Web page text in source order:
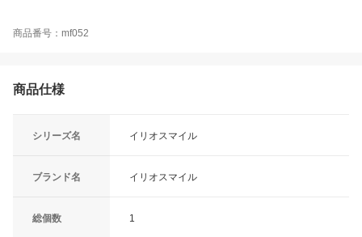
商品番号：mf052
商品仕様
シリーズ名 イリオスマイル
ブランド名 イリオスマイル
総個数 1